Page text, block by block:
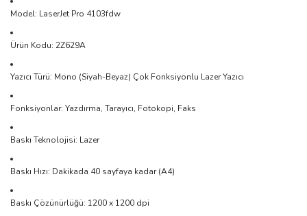
Model: LaserJet Pro 4103fdw
Ürün Kodu: 2Z629A
Yazıcı Türü: Mono (Siyah-Beyaz) Çok Fonksiyonlu Lazer Yazıcı
Fonksiyonlar: Yazdırma, Tarayıcı, Fotokopi, Faks
Baskı Teknolojisi: Lazer
Baskı Hızı: Dakikada 40 sayfaya kadar (A4)
Baskı Çözünürlüğü: 1200 x 1200 dpi